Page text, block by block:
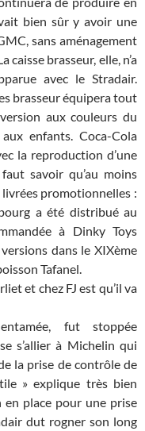
bien sûr y avoir une
sans aménagement
brasseur, elle, n’a
avec le Stradair.
brasseur équipera tout
aux couleurs du
enfants. Coca-Cola
la reproduction d’une
savoir qu’au moins
livrées promotionnelles :
a été distribué au
à Dinky Toys
dans le XIXème
Tafanel.
et chez FJ est qu’il va
fut stoppée
s’allier à Michelin qui
la prise de contrôle de
» explique très bien
place pour une prise
dut rogner son long